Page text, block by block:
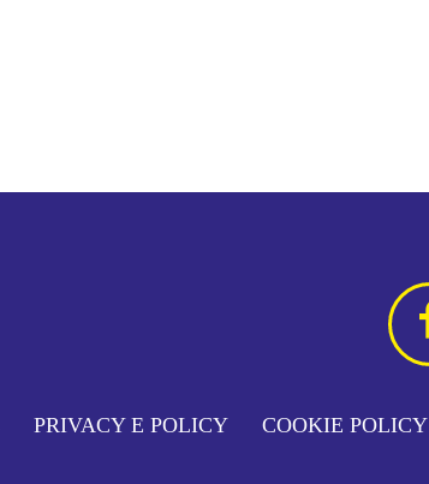
PRIVACY E POLICY COOKIE POLICY